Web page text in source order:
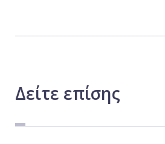
Δείτε επίσης